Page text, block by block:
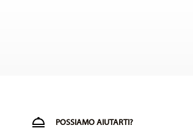
POSSIAMO AIUTARTI?